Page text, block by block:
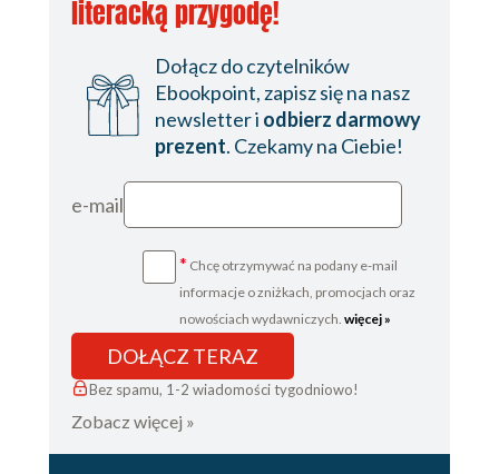
literacką przygodę!
Dołącz do czytelników
Ebookpoint, zapisz się na nasz
newsletter i odbierz darmowy
prezent. Czekamy na Ciebie!
e-mail
* Chcę otrzymywać na podany e-mail
informacje o zniżkach, promocjach oraz
nowościach wydawniczych. więcej »
DOŁĄCZ TERAZ
Bez spamu, 1-2 wiadomości tygodniowo!
Zobacz więcej »